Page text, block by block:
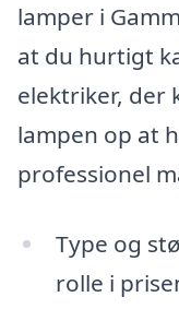
lamper i
at du hurtigt
elektriker, der
lampen op at
professionel
Type og
rolle i